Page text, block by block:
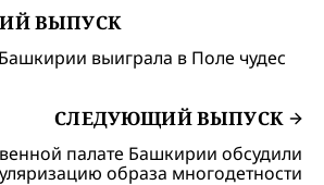
ВЫПУСК
выиграла в Поле чудес
СЛЕДУЮЩИЙ ВЫПУСК
палате Башкирии обсудили
образа многодетности